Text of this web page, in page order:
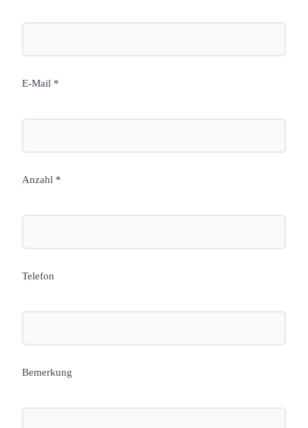
E-Mail *
Anzahl *
Telefon
Bemerkung